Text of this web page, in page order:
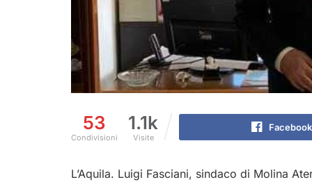
53
Condivisioni
1.1k
Visite
Facebook
L’Aquila. Luigi Fasciani, sindaco di Molina